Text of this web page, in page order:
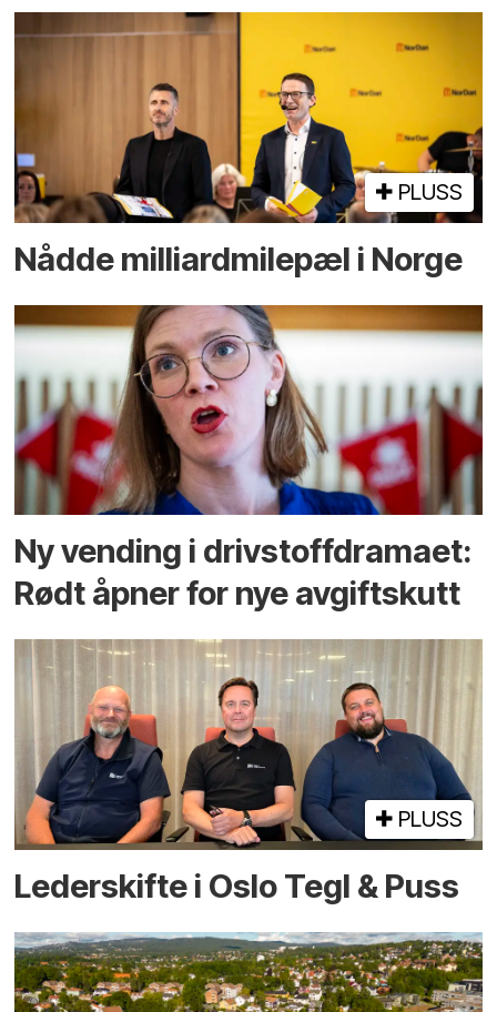
PLUSS
Nådde milliard­­milepæl i Norge
Ny vending i drivstoffdramaet:
Rødt åpner for nye avgiftskutt
PLUSS
Lederskifte i Oslo Tegl & Puss